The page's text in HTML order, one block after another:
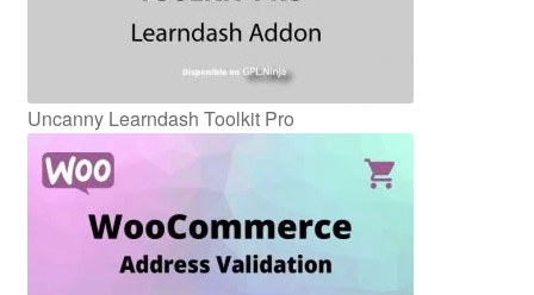
Uncanny Learndash Toolkit Pro